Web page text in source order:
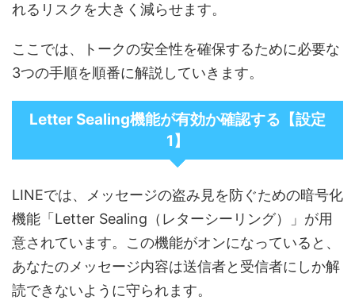
れるリスクを大きく減らせます。
ここでは、トークの安全性を確保するために必要な
3つの手順を順番に解説していきます。
Letter Sealing機能が有効か確認する【設定
1】
LINEでは、メッセージの盗み見を防ぐための暗号化
機能「Letter Sealing（レターシーリング）」が用
意されています。この機能がオンになっていると、
あなたのメッセージ内容は送信者と受信者にしか解
読できないように守られます。